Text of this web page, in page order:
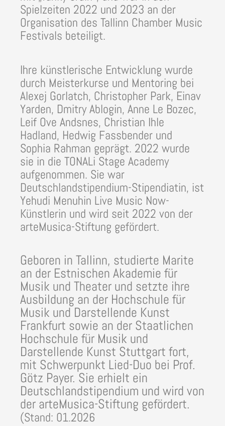
Spielzeiten 2022 und 2023 an der
Organisation des Tallinn Chamber Music
Festivals beteiligt.
Ihre künstlerische Entwicklung wurde
durch Meisterkurse und Mentoring bei
Alexej Gorlatch, Christopher Park, Einav
Yarden, Dmitry Ablogin, Anne Le Bozec,
Leif Ove Andsnes, Christian Ihle
Hadland, Hedwig Fassbender und
Sophia Rahman geprägt. 2022 wurde
sie in die TONALi Stage Academy
aufgenommen. Sie war
Deutschlandstipendium-Stipendiatin, ist
Yehudi Menuhin Live Music Now-
Künstlerin und wird seit 2022 von der
arteMusica-Stiftung gefördert.
Geboren in Tallinn, studierte Marite
an der Estnischen Akademie für
Musik und Theater und setzte ihre
Ausbildung an der Hochschule für
Musik und Darstellende Kunst
Frankfurt sowie an der Staatlichen
Hochschule für Musik und
Darstellende Kunst Stuttgart fort,
mit Schwerpunkt Lied-Duo bei Prof.
Götz Payer. Sie erhielt ein
Deutschlandstipendium und wird von
der arteMusica-Stiftung gefördert.
(Stand: 01.2026